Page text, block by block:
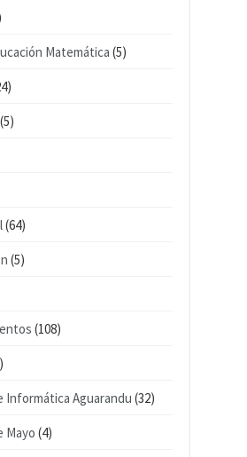
Matemática (5)
(5)
(64)
(5)
(108)
Informática Aguarandu (32)
Mayo (4)